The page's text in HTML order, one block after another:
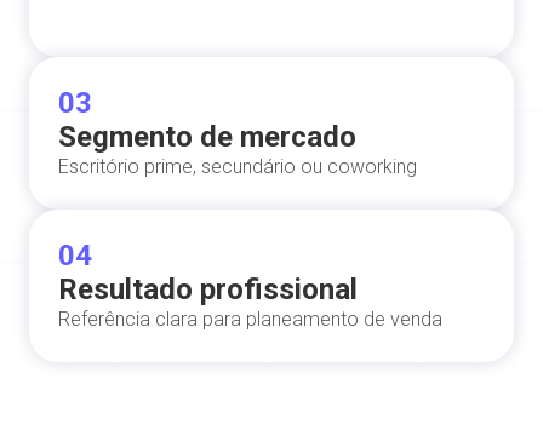
03
Segmento de mercado
Escritório prime, secundário ou coworking
04
Resultado profissional
Referência clara para planeamento de venda